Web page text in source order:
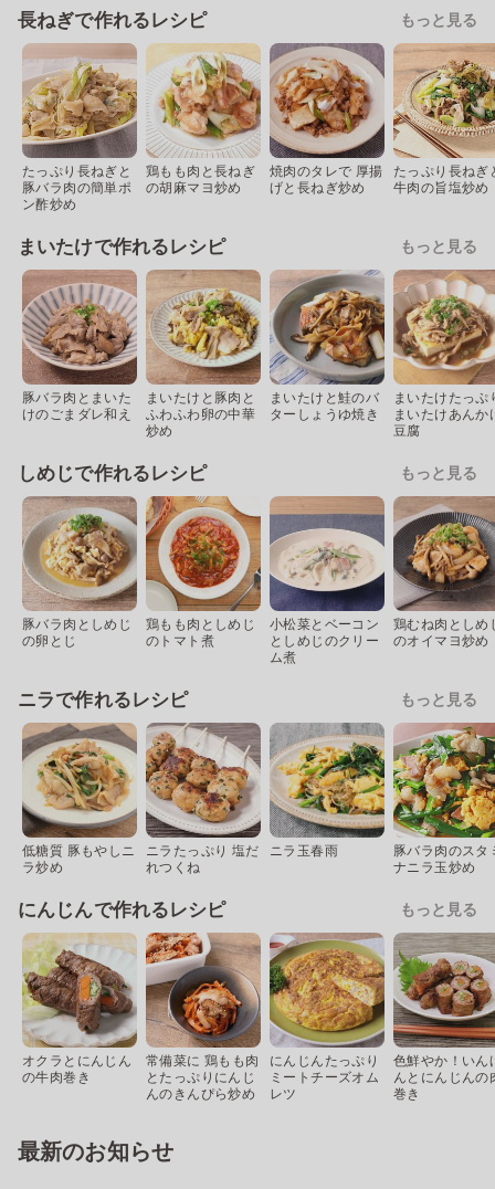
長ねぎで作れるレシピ もっと見る
たっぷり長ねぎと
豚バラ肉の簡単ポ
ン酢炒め
鶏もも肉と長ねぎ
の胡麻マヨ炒め
焼肉のタレで 厚揚
げと長ねぎ炒め
たっぷり長ねぎ
牛肉の旨塩炒め
まいたけで作れるレシピ もっと見る
豚バラ肉とまいた
けのごまダレ和え
まいたけと豚肉と
ふわふわ卵の中華
炒め
まいたけと鮭のバ
ターしょうゆ焼き
まいたけたっぷ
まいたけあんか
豆腐
しめじで作れるレシピ もっと見る
豚バラ肉としめじ
の卵とじ
鶏もも肉としめじ
のトマト煮
小松菜とベーコン
としめじのクリー
ム煮
鶏むね肉としめ
のオイマヨ炒め
ニラで作れるレシピ もっと見る
低糖質 豚もやしニ
ラ炒め
ニラたっぷり 塩だ
れつくね
ニラ玉春雨
豚バラ肉のスタ
ナニラ玉炒め
にんじんで作れるレシピ もっと見る
オクラとにんじん
の牛肉巻き
常備菜に 鶏もも肉
とたっぷりにんじ
んのきんぴら炒め
にんじんたっぷり
ミートチーズオム
レツ
色鮮やか！いん
んとにんじんの
巻き
最新のお知らせ